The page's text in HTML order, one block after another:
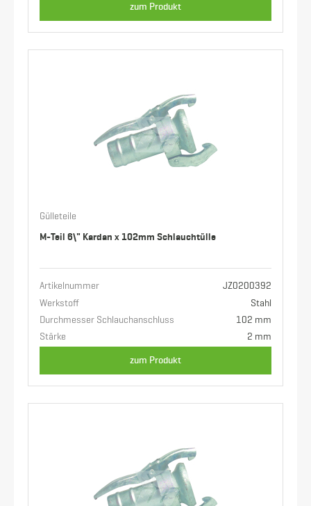
zum Produkt
Gülleteile
M-Teil 6\" Kardan x 102mm Schlauchtülle
Artikelnummer
JZ0200392
Werkstoff
Stahl
Durchmesser Schlauchanschluss
102 mm
Stärke
2 mm
zum Produkt